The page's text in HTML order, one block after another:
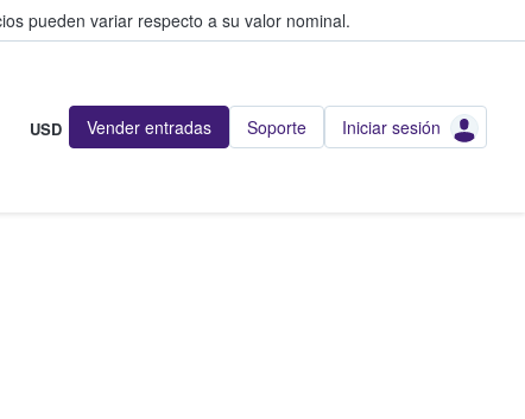
pueden variar respecto a su valor nominal.
USD Vender entradas Soporte Iniciar sesión